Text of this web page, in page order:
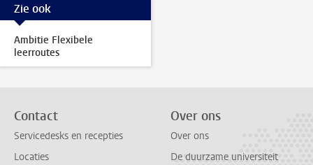
Zie ook
Ambitie Flexibele
leerroutes
Contact
Servicedesks en recepties
Locaties
Over ons
Over ons
De duurzame universiteit